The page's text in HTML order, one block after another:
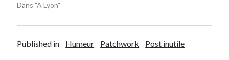
Dans "A Lyon"
Published in Humeur Patchwork Post inutile